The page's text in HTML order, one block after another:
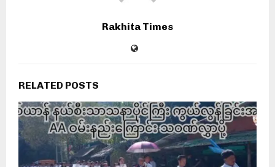
Rakhita Times
RELATED POSTS